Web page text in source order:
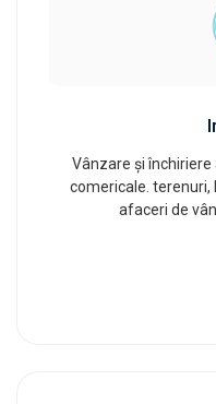
Vânzare și
comericale. terenuri,
afaceri de